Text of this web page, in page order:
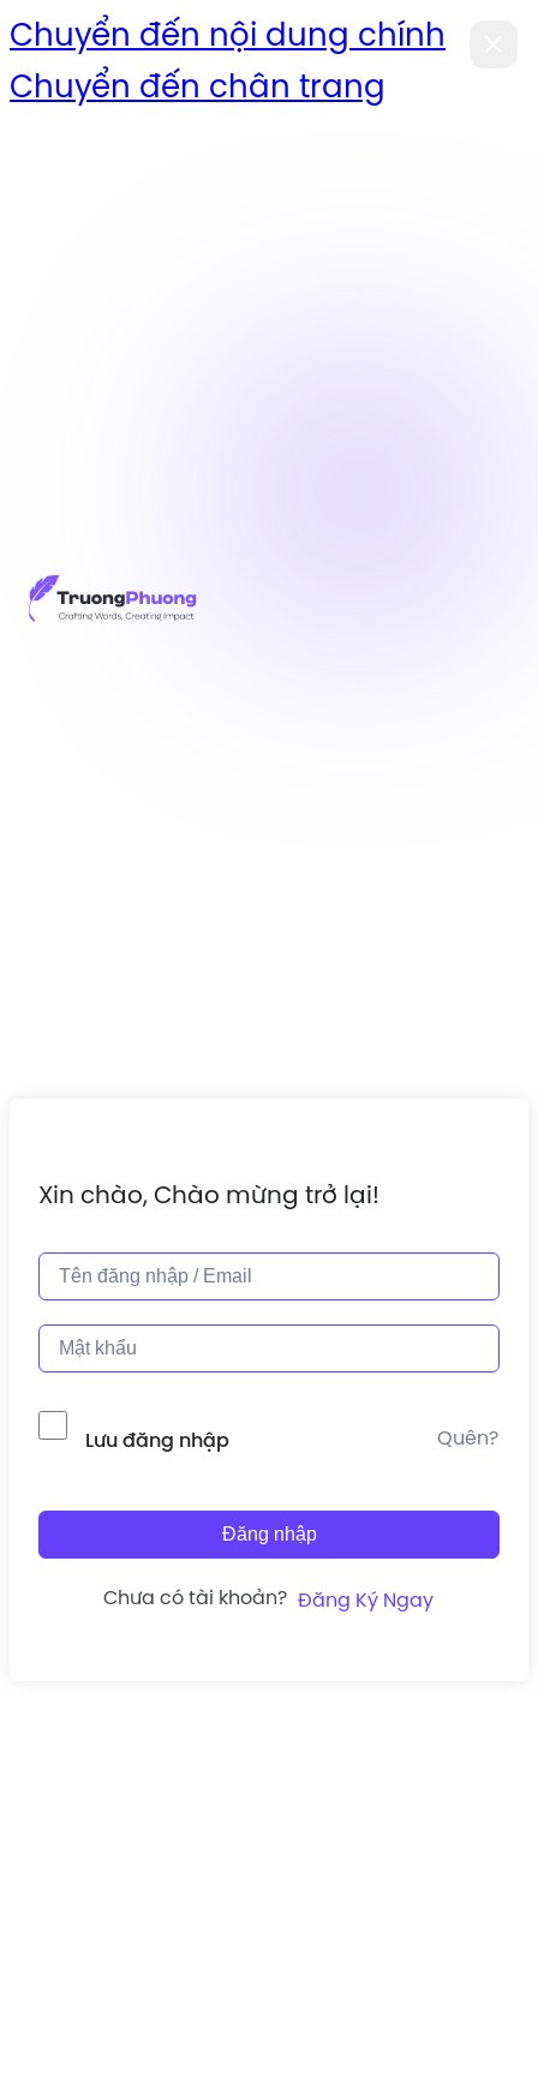
Chuyển đến nội dung chính
Chuyển đến chân trang
Xin chào, Chào mừng trở lại!
Lưu đăng nhập Quên?
Đăng nhập
Chưa có tài khoản? Đăng Ký Ngay